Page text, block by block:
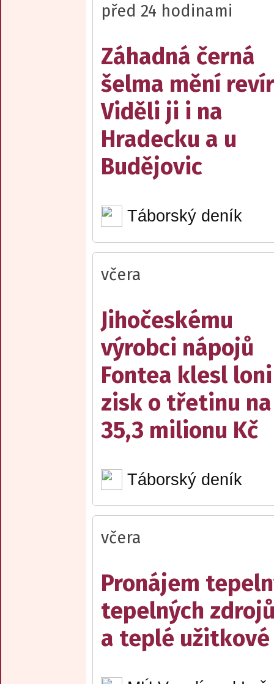
před 24 hodinami
Záhadná černá
šelma mění
Viděli ji i na
Hradecku a u
Budějovic
Táborský deník
včera
Jihočeskému
výrobci nápojů
Fontea klesl loni
zisk o třetinu na
35,3 milionu Kč
Táborský deník
včera
Pronájem
tepelných
a teplé užitkové